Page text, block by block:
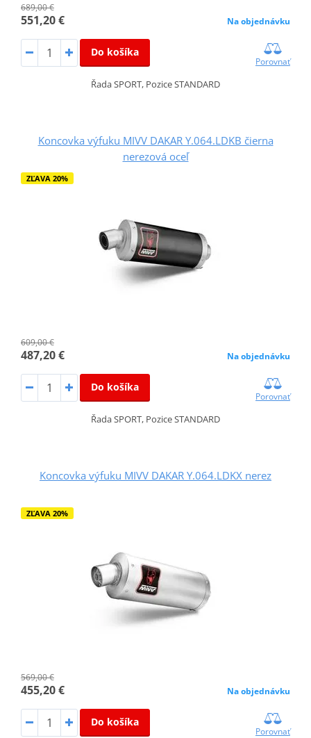
689,00 €
551,20 € Na objednávku
Do košíka
Porovnať
Řada SPORT, Pozice STANDARD
Koncovka výfuku MIVV DAKAR Y.064.LDKB čierna
nerezová oceľ
ZĽAVA 20%
609,00 €
487,20 € Na objednávku
Do košíka
Porovnať
Řada SPORT, Pozice STANDARD
Koncovka výfuku MIVV DAKAR Y.064.LDKX nerez
ZĽAVA 20%
569,00 €
455,20 € Na objednávku
Do košíka
Porovnať